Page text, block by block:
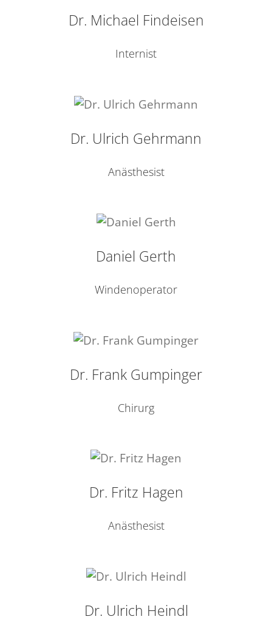
Dr. Michael Findeisen
Internist
Dr. Ulrich Gehrmann
Anästhesist
Daniel Gerth
Windenoperator
Dr. Frank Gumpinger
Chirurg
Dr. Fritz Hagen
Anästhesist
Dr. Ulrich Heindl